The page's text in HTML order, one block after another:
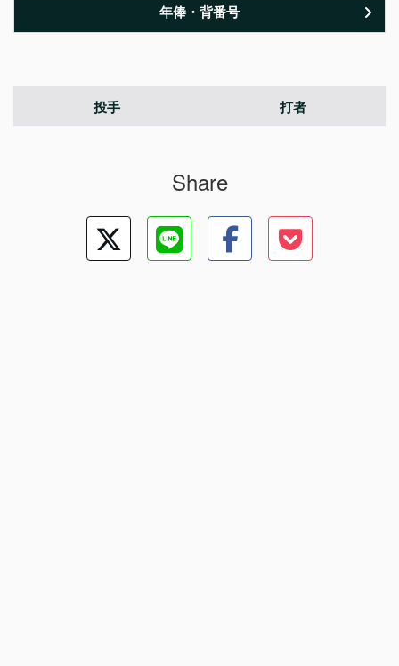
年俸・背番号
投手 打者
Share